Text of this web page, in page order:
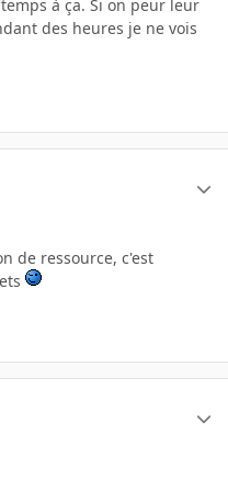
à ça. Si on peur leur
des heures je ne vois
de ressource, c'est